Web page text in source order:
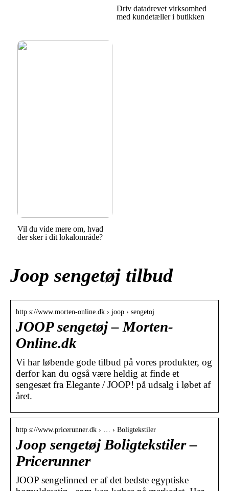
Driv datadrevet virksomhed
med kundetæller i butikken
Vil du vide mere om, hvad
der sker i dit lokalområde?
Joop sengetøj tilbud
http s://www.morten-online.dk › joop › sengetoj
JOOP sengetøj – Morten-
Online.dk
Vi har løbende gode tilbud på vores produkter, og
derfor kan du også være heldig at finde et
sengesæt fra Elegante / JOOP! på udsalg i løbet af
året.
http s://www.pricerunner.dk › … › Boligtekstiler
Joop sengetøj Boligtekstiler –
Pricerunner
JOOP sengelinned er af det bedste egyptiske